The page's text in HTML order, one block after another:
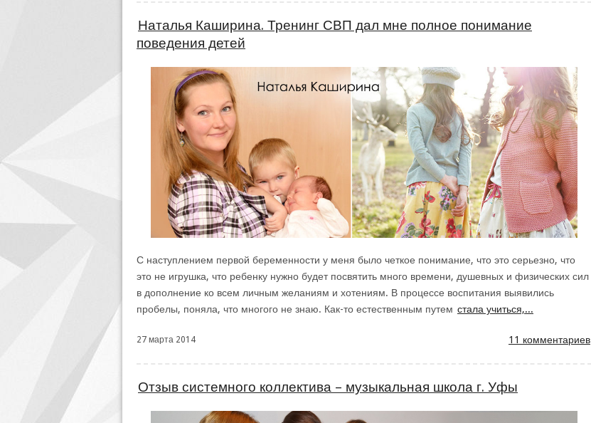
Наталья Каширина. Тренинг СВП дал мне полное понимание
поведения детей
С наступлением первой беременности у меня было четкое понимание, что это серьезно, что
это не игрушка, что ребенку нужно будет посвятить много времени, душевных и физических сил
в дополнение ко всем личным желаниям и хотениям. В процессе воспитания выявились
пробелы, поняла, что многого не знаю. Как-то естественным путем стала учиться,...
27 марта 2014 11 комментариев
Отзыв системного коллектива – музыкальная школа г. Уфы